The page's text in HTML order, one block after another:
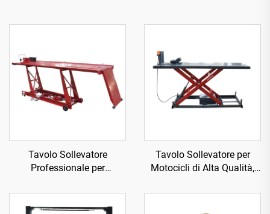
Tavolo Sollevatore
Professionale per
Officina TP04101D-500
Tavolo Sollevatore per
Motocicli di Alta Qualità,
TP04157-DM-2275